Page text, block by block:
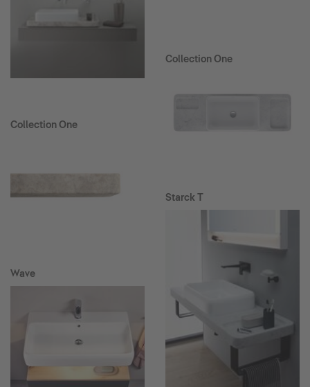
Collection One
Wave
Collection One
Starck T